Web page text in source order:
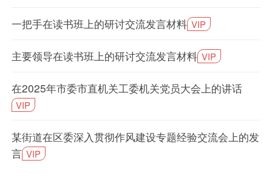
一把手在读书班上的研讨交流发言材料 VIP
主要领导在读书班上的研讨交流发言材料 VIP
在2025年市委市直机关工委机关党员大会上的讲话
VIP
某街道在区委深入贯彻作风建设专题经验交流会上的发
言 VIP